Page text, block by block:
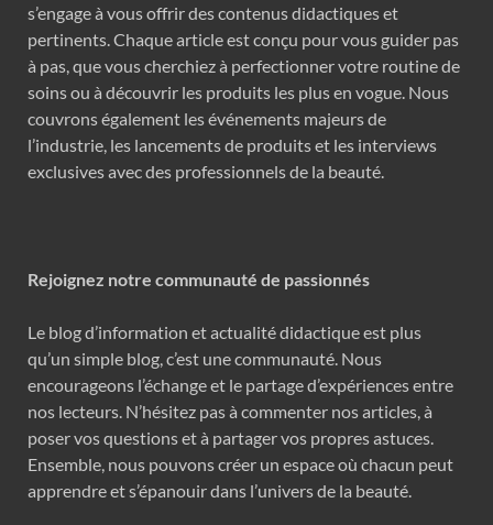
s’engage à vous offrir des contenus didactiques et
pertinents. Chaque article est conçu pour vous guider pas
à pas, que vous cherchiez à perfectionner votre routine de
soins ou à découvrir les produits les plus en vogue. Nous
couvrons également les événements majeurs de
l’industrie, les lancements de produits et les interviews
exclusives avec des professionnels de la beauté.
Rejoignez notre communauté de passionnés
Le blog d’information et actualité didactique est plus
qu’un simple blog, c’est une communauté. Nous
encourageons l’échange et le partage d’expériences entre
nos lecteurs. N’hésitez pas à commenter nos articles, à
poser vos questions et à partager vos propres astuces.
Ensemble, nous pouvons créer un espace où chacun peut
apprendre et s’épanouir dans l’univers de la beauté.